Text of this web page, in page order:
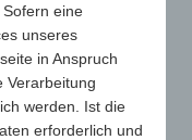
eine
unseres
in Anspruch
Verarbeitung
werden. Ist die
erforderlich und